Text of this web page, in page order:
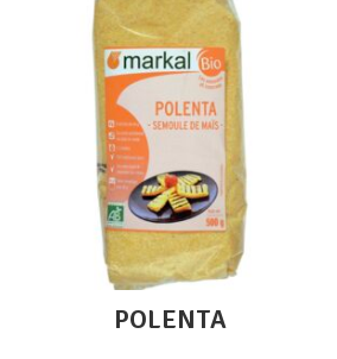
POLENTA
Ajouter au panier